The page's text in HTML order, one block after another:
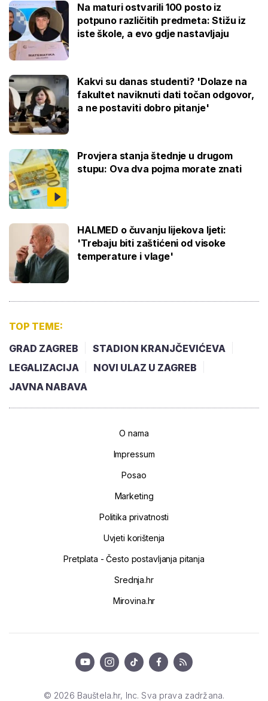
Na maturi ostvarili 100 posto iz
potpuno različitih predmeta: Stižu iz
iste škole, a evo gdje nastavljaju
Kakvi su danas studenti? 'Dolaze na
fakultet naviknuti dati točan odgovor,
a ne postaviti dobro pitanje'
Provjera stanja štednje u drugom
stupu: Ova dva pojma morate znati
HALMED o čuvanju lijekova ljeti:
'Trebaju biti zaštićeni od visoke
temperature i vlage'
TOP TEME:
GRAD ZAGREB
STADION KRANJČEVIĆEVA
LEGALIZACIJA
NOVI ULAZ U ZAGREB
JAVNA NABAVA
O nama
Impressum
Posao
Marketing
Politika privatnosti
Uvjeti korištenja
Pretplata - Često postavljanja pitanja
Srednja.hr
Mirovina.hr
© 2026 Bauštela.hr, Inc. Sva prava zadržana.